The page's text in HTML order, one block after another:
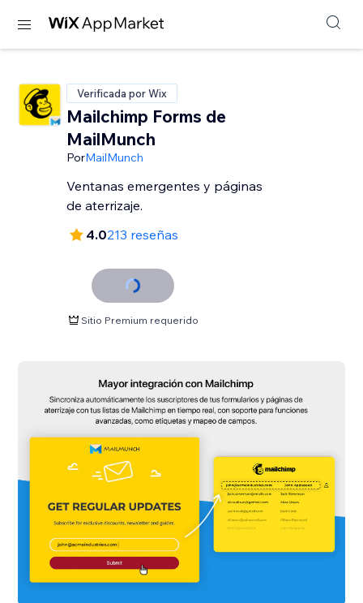
Verificada por Wix
Mailchimp Forms de
MailMunch
PorMailMunch
Ventanas emergentes y páginas
de aterrizaje.
4.0213 reseñas
Sitio Premium requerido